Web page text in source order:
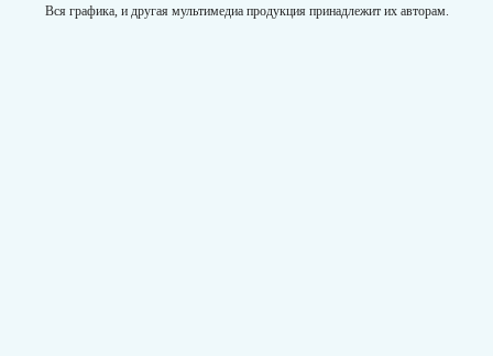
Вся графика, и другая мультимедиа продукция принадлежит их авторам.